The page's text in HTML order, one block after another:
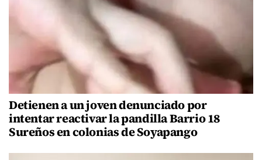
Detienen a un joven denunciado por
intentar reactivar la pandilla Barrio 18
Sureños en colonias de Soyapango